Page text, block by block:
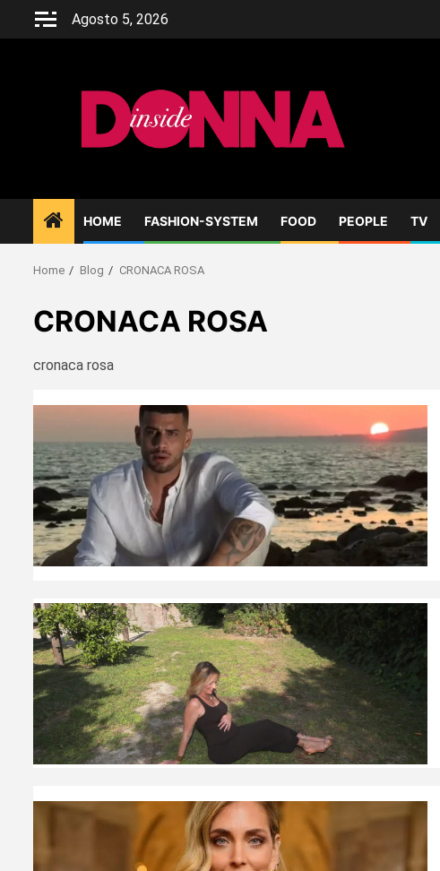
Agosto 5, 2026
HOME FASHION-SYSTEM FOOD PEOPLE TV
Home Blog CRONACA ROSA
CRONACA ROSA
cronaca rosa